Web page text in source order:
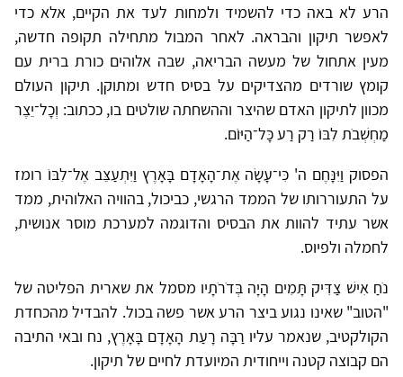
הרע לא באה כדי להשמיד ולמחות לעד את הקיים, אלא כדי
לאפשר תיקון והבראה. לאחר המבול מתחילה תקופה חדשה,
מעין אתחול של מעשה הבריאה, שבה אלוהים כורת ברית עם
קומץ שורדים מהצדיקים על בסיס חדש ומתוקן. תיקון העולם
מכוון לתיקון האדם שהיצר וההשחתה שולטים בו, ככתוב: וְכָל־יֵצֶר
מַחְשְׁבֹת לִבּוֹ רַק רַע כָּל־הַיּוֹם.
הפסוק וַיִּנָּחֶם ה' כִּי־עָשָׂה אֶת־הָאָדָם בָּאָרֶץ וַיִּתְעַצֵּב אֶל־לִבּוֹ רומז
על התעוררותו של הממד הרגשי, כביכול, בהוויה האלוהית, ממד
אשר עתיד להוות את הבסיס והדוגמה למערכת מוסר אנושית,
לחמלה ולפיוס.
נֹחַ אִישׁ צַדִּיק תָּמִים הָיָה בְּדֹרֹתָיו מסמל את שארית הפליטה של
"הטוב" שאינו נגוע ביצר הרע אשר פשה בכול. להבדיל מהכחדת
הקולקטיב, שנאמר עליו רַבָּה רָעַת הָאָדָם בָּאָרֶץ, נח ובאי התיבה
הם קבוצה קטנה וייחודית המיועדת לחיים של תיקון.